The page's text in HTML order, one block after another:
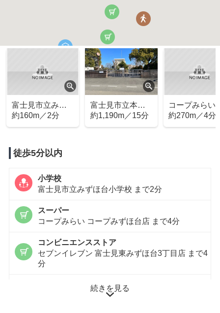
富士見市立みず
ほ台小学校
約160m／2分
富士見市立本郷
中学校
約1,190m／15分
コープみらい
ープみずほ台
約270m／4分
徒歩5分以内
小学校
富士見市立みずほ台小学校 まで2分
スーパー
コープみらい コープみずほ台店 まで4分
コンビニエンスストア
セブンイレブン 富士見東みずほ台3丁目店 まで4
分
みずほ台中央公園 まで5分
続きを見る